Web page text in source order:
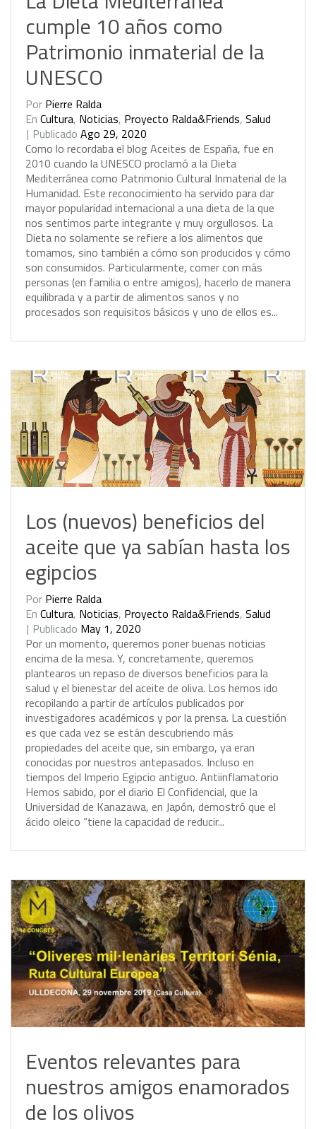
cumple 10 años como
Patrimonio inmaterial de la
UNESCO
Por Pierre Ralda
En Cultura, Noticias, Proyecto Ralda&Friends, Salud
Publicado Ago 29, 2020
Como lo recordabael blog Aceites de España, fue en
2010 cuando laUNESCO proclamó ala Dieta
Mediterráneacomo Patrimonio Cultural Inmaterial de la
Humanidad. Este reconocimiento ha servido paradar
mayorpopularidad internacional aunadietade laque
nos sentimos parte integrante ymuyorgullosos. La
Dietano solamente se refiere alos alimentos que
tomamos, sino también acómo son producidos ycómo
son consumidos. Particularmente, comercon más
personas (en familiao entre amigos), hacerlo de manera
equilibradayapartirde alimentos sanos yno
procesados son requisitos básicos yuno de ellos es...
Los (nuevos) beneficios del
aceite que ya sabían hasta los
egipcios
Por Pierre Ralda
En Cultura, Noticias, Proyecto Ralda&Friends, Salud
Publicado May 1, 2020
Porun momento, queremos ponerbuenas noticias
encimade lamesa. Y, concretamente, queremos
plantearos un repaso de diversos beneficios parala
salud yel bienestardel aceite de oliva. Los hemos ido
recopilando apartirde artículos publicados por
investigadores académicos yporlaprensa. Lacuestión
es que cadavez se están descubriendo más
propiedades del aceite que, sin embargo, yaeran
conocidas pornuestros antepasados. Incluso en
tiempos del Imperio Egipcio antiguo. Antiinflamatorio
Hemos sabido, porel diario El Confidencial, que la
Universidad de Kanazawa, en Japón, demostró que el
ácido oleico “tiene lacapacidad de reducir...
Eventos relevantes para
nuestros amigos enamorados
de los olivos